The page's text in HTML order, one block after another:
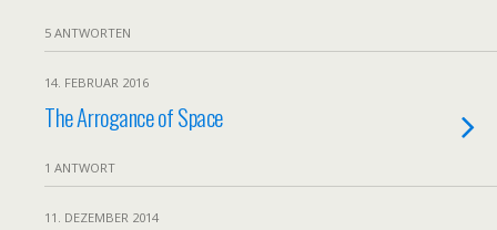
5 ANTWORTEN
14. FEBRUAR 2016
The Arrogance of Space
1 ANTWORT
11. DEZEMBER 2014